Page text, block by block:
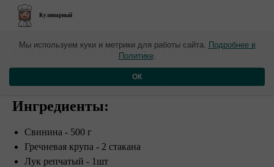
Кулинарный
​Гречневая каша со
свининой в горшочке
Ингредиенты:
Свинина - 500 г
Гречневая крупа - 2 стакана
Лук репчатый - 1шт
Мы используем куки и метрики для работы сайта. Подробнее в
Политике.
ОК